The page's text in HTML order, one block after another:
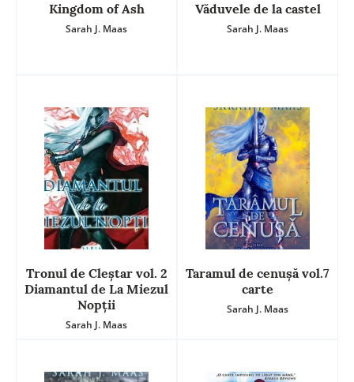
Kingdom of Ash
Sarah J. Maas
Văduvele de la castel
Sarah J. Maas
Tronul de Cleștar vol. 2
Diamantul de La Miezul
Nopții
Sarah J. Maas
Taramul de cenușă vol.7
carte
Sarah J. Maas